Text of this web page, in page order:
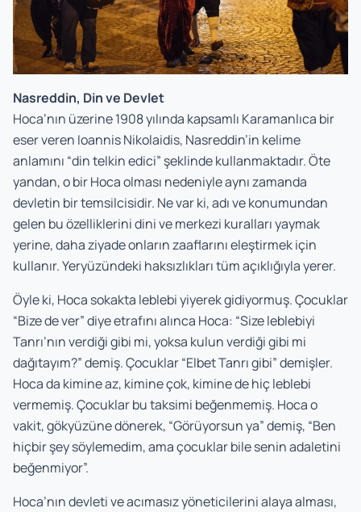
Nasreddin, Din ve Devlet
Hoca’nın üzerine 1908 yılında kapsamlı Karamanlıca bir
eser veren Ioannis Nikolaidis, Nasreddin’in kelime
anlamını “din telkin edici” şeklinde kullanmaktadır. Öte
yandan, o bir Hoca olması nedeniyle aynı zamanda
devletin bir temsilcisidir. Ne var ki, adı ve konumundan
gelen bu özelliklerini dini ve merkezi kuralları yaymak
yerine, daha ziyade onların zaaflarını eleştirmek için
kullanır. Yeryüzündeki haksızlıkları tüm açıklığıyla yerer.
Öyle ki, Hoca sokakta leblebi yiyerek gidiyormuş. Çocuklar
“Bize de ver” diye etrafını alınca Hoca: “Size leblebiyi
Tanrı’nın verdiği gibi mi, yoksa kulun verdiği gibi mi
dağıtayım?” demiş. Çocuklar “Elbet Tanrı gibi” demişler.
Hoca da kimine az, kimine çok, kimine de hiç leblebi
vermemiş. Çocuklar bu taksimi beğenmemiş. Hoca o
vakit, gökyüzüne dönerek, “Görüyorsun ya” demiş, “Ben
hiçbir şey söylemedim, ama çocuklar bile senin adaletini
beğenmiyor”.
Hoca’nın devleti ve acımasız yöneticilerini alaya alması,